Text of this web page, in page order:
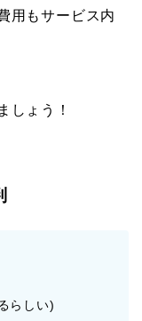
用もサービス内
しょう！
らしい)